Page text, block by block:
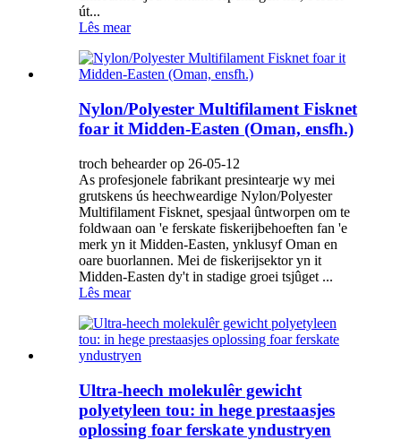
út...
Lês mear
Nylon/Polyester Multifilament Fisknet
foar it Midden-Easten (Oman, ensfh.)
troch behearder op 26-05-12
As profesjonele fabrikant presintearje wy mei
grutskens ús heechweardige Nylon/Polyester
Multifilament Fisknet, spesjaal ûntworpen om te
foldwaan oan 'e ferskate fiskerijbehoeften fan 'e
merk yn it Midden-Easten, ynklusyf Oman en
oare buorlannen. Mei de fiskerijsektor yn it
Midden-Easten dy't in stadige groei tsjûget ...
Lês mear
Ultra-heech molekulêr gewicht
polyetyleen tou: in hege prestaasjes
oplossing foar ferskate yndustryen